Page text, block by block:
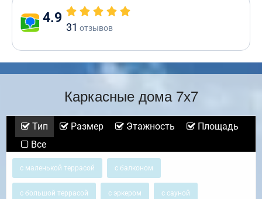
4.9
31 отзывов
Каркасные дома 7х7
Тип Размер Этажность
Площадь
Все
с маленькой террасой с балконом
с большой террасой с эркером с сауной